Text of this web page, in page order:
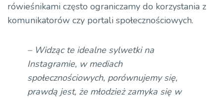
rówieśnikami często ograniczamy do korzystania z
komunikatorów czy portali społecznościowych.
– Widząc te idealne sylwetki na
Instagramie, w mediach
społecznościowych, porównujemy się,
prawdą jest, że młodzież zamyka się w